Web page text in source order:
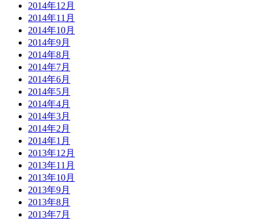
2014年12月
2014年11月
2014年10月
2014年9月
2014年8月
2014年7月
2014年6月
2014年5月
2014年4月
2014年3月
2014年2月
2014年1月
2013年12月
2013年11月
2013年10月
2013年9月
2013年8月
2013年7月